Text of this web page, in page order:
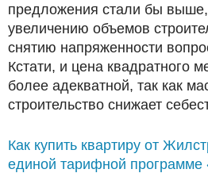
предложения стали бы
увеличению объемов
снятию напряженности
Кстати, и цена квадратного
более адекватной, так как
строительство снижает
Как купить квартиру от
единой тарифной программе